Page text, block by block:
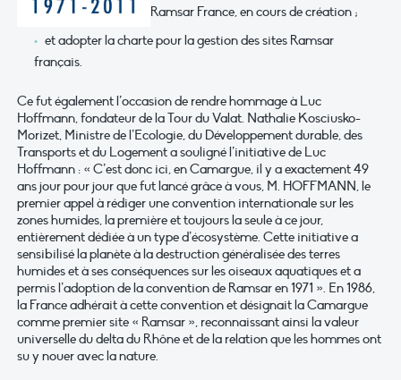
Ramsar France, en cours de création ;
et adopter la charte pour la gestion des sites Ramsar
français.
Ce fut également l’occasion de rendre hommage à Luc
Hoffmann, fondateur de la Tour du Valat. Nathalie Kosciusko-
Morizet, Ministre de l’Ecologie, du Développement durable, des
Transports et du Logement a souligné l’initiative de Luc
Hoffmann : « C’est donc ici, en Camargue, il y a exactement 49
ans jour pour jour que fut lancé grâce à vous, M. HOFFMANN, le
premier appel à rédiger une convention internationale sur les
zones humides, la première et toujours la seule à ce jour,
entièrement dédiée à un type d’écosystème. Cette initiative a
sensibilisé la planète à la destruction généralisée des terres
humides et à ses conséquences sur les oiseaux aquatiques et a
permis l’adoption de la convention de Ramsar en 1971 ». En 1986,
la France adhérait à cette convention et désignait la Camargue
comme premier site « Ramsar », reconnaissant ainsi la valeur
universelle du delta du Rhône et de la relation que les hommes ont
su y nouer avec la nature.